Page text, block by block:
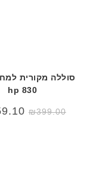
סוללה מקורית
hp 830
המחיר
המקורי
₪399.00
המחיר
הנוכחי